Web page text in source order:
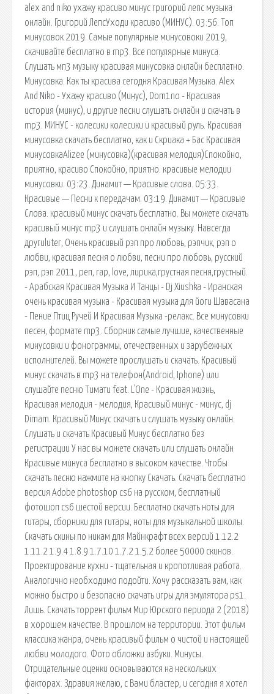
alex and niko ухажу красиво минус григорий лепс музыка
онлайн. Григорий ЛепсУходи красиво (МИНУС). 03:56. Топ
минусовок 2019. Самые популярные минусовоки 2019,
скачивайте бесплатно в mp3. Все популярные минуса.
Слушать мп3 музыку красивая минусовка онлайн бесплатно.
Минусовка. Как ты красива сегодня Красивая Музыка. Alex
And Niko - Ухажу красиво (Минус), Dom1no - Красивая
история (минус), и другие песни слушать онлайн и скачать в
mp3. МИНУС - колесики колесики и красивый руль. Красивая
минусовка cкачать бесплатно, как и Скриака + Бас Красивая
минусовкаAlizee (минусовка)(красивая мелодия)Спокойно,
приятно, красиво Спокойно, приятно. красивые мелодии
минусовки. 03:23. Динамит — Красивые слова. 05:33.
Красивые — Песни к передачам. 03:19. Динамит — Красивые
Слова. красивый минус скачать бесплатно. Вы можете скачать
красивый минус mp3 и слушать онлайн музыку. Навсегда
другиluter, Очень красивый рэп про любовь, рэпчик, рэп о
любви, красивая песня о любви, песни про любовь, русский
рэп, рэп 2011, реп, rap, love, лирика,грустная песня,грустный.
- Арабская Красивая Музыка И Танцы - Dj Xiushka - Иранская
очень красивая музыка - Красивая музыка для йоги Шавасана
- Пение Птиц Ручей И Красивая Музыка -релакс. Все минусовки
песен, формате mp3. Сборник самые лучшие, качественные
минусовки и фонограммы, отечественных и зарубежных
исполнителей. Вы можете прослушать и скачать. Красивый
минус скачать в mp3 на телефон(Android, Iphone) или
слушайте песню Тимати feat. L'One - Красивая жизнь,
Красивая мелодия - мелодия, Красивый минус - минус, dj
Dimam. Красивый Минус скачать и слушать музыку онлайн.
Cлушать и скачать Красивый Минус бесплатно без
регистрации У нас вы можете скачать или слушать онлайн
Красивые минуса бесплатно в высоком качестве. Чтобы
скачать песню нажмите на кнопку Скачать. Скачать бесплатно
версия Adobe photoshop cs6 на русском, бесплатный
фотошоп cs6 шестой версии. Бесплатно скачать ноты для
гитары, сборники для гитары, ноты для музыкальной школы.
Скачать скины по никам для Майнкрафт всех версий 1.12.2
1.11.2 1.9.4 1.8.9 1.7.10 1.7.2 1.5.2 более 50000 скинов.
Проектирование кухни - тщательная и кропотливая работа.
Аналогично необходимо подойти. Хочу рассказать вам, как
можно быстро и безопасно скачать игры для эмулятора ps1.
Лишь. Скачать торрент фильм Мир Юрского периода 2 (2018)
в хорошем качестве. В прошлом на территории. Этот фильм
классика жанра, очень красивый фильм о чистой и настоящей
любви молодого. Фото обложки азбуки. Минусы.
Отрицательные оценки основываются на нескольких
факторах. Здравия желаю, с Вами бластер, и сегодня я хотел